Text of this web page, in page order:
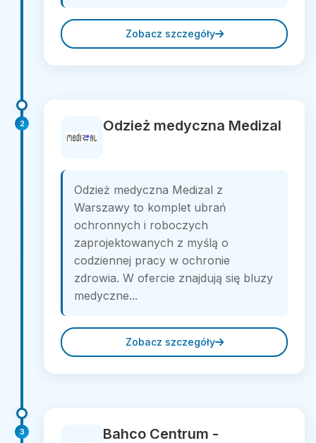
Zobacz szczegóły
2 Odzież medyczna Medizal
Odzież medyczna Medizal z
Warszawy to komplet ubrań
ochronnych i roboczych
zaprojektowanych z myślą o
codziennej pracy w ochronie
zdrowia. W ofercie znajdują się bluzy
medyczne...
Zobacz szczegóły
3
Bahco Centrum -